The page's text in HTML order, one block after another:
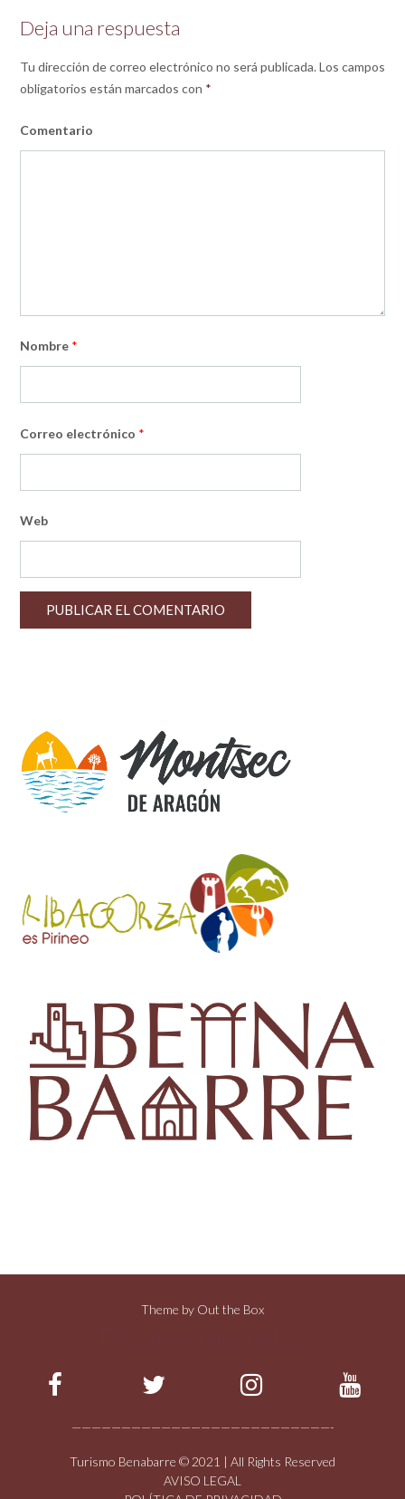
Deja una respuesta
Tu dirección de correo electrónico no será publicada. Los campos
obligatorios están marcados con *
Comentario
Nombre *
Correo electrónico *
Web
Theme by Out the Box
——————————————————————————-
Turismo Benabarre © 2021 | All Rights Reserved
AVISO LEGAL